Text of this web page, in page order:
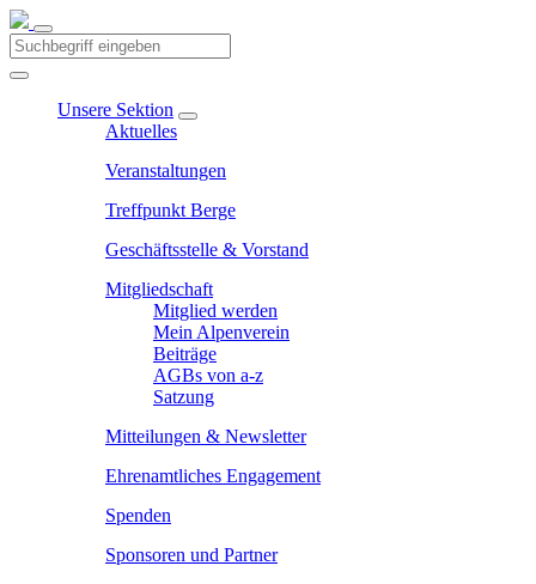
Unsere Sektion
Aktuelles
Veranstaltungen
Treffpunkt Berge
Geschäftsstelle & Vorstand
Mitgliedschaft
Mitglied werden
Mein Alpenverein
Beiträge
AGBs von a-z
Satzung
Mitteilungen & Newsletter
Ehrenamtliches Engagement
Spenden
Sponsoren und Partner